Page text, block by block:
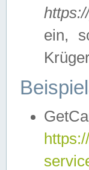
ein,